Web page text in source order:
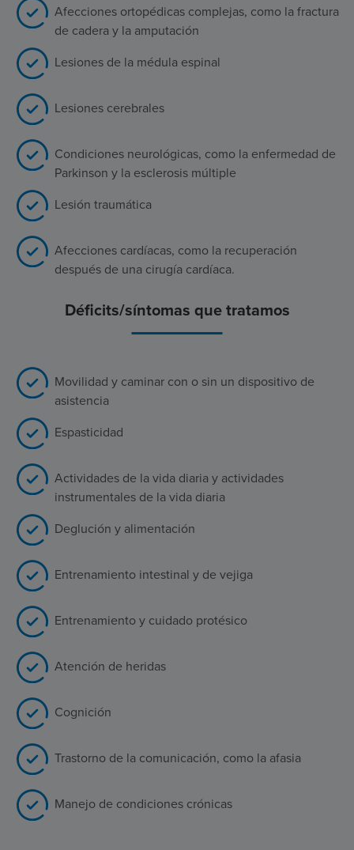
Afecciones ortopédicas complejas, como la fractura
de cadera y la amputación
Lesiones de la médula espinal
Lesiones cerebrales
Condiciones neurológicas, como la enfermedad de
Parkinson y la esclerosis múltiple
Lesión traumática
Afecciones cardíacas, como la recuperación
después de una cirugía cardíaca.
Déficits/síntomas que tratamos
Movilidad y caminar con o sin un dispositivo de
asistencia
Espasticidad
Actividades de la vida diaria y actividades
instrumentales de la vida diaria
Deglución y alimentación
Entrenamiento intestinal y de vejiga
Entrenamiento y cuidado protésico
Atención de heridas
Cognición
Trastorno de la comunicación, como la afasia
Manejo de condiciones crónicas